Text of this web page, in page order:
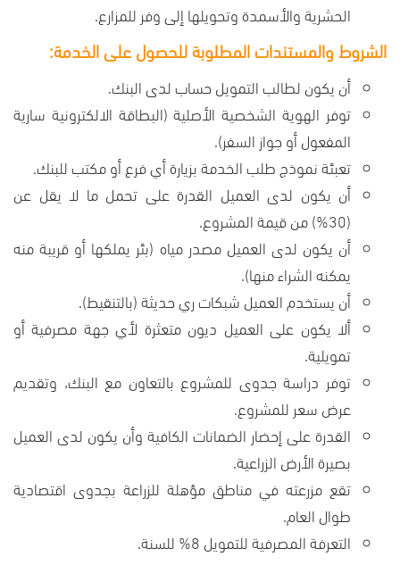
الحشرية والأسمدة وتحويلها إلى وفر للمزارع.
الشروط والمستندات المطلوبة للحصول على الخدمة:
أن يكون لطالب التمويل حساب لدى البنك.
توفر الهوية الشخصية الأصلية (البطاقة الالكترونية سارية
المفعول أو جواز السفر).
تعبئة نموذج طلب الخدمة بزيارة أي فرع أو مكتب للبنك.
أن يكون لدى العميل القدرة على تحمل ما لا يقل عن
(30%) من قيمة المشروع.
أن يكون لدى العميل مصدر مياه (بئر يملكها أو قريبة منه
يمكنه الشراء منها).
أن يستخدم العميل شبكات ري حديثة (بالتنقيط).
ألا يكون على العميل ديون متعثرة لأي جهة مصرفية أو
تمويلية.
توفر دراسة جدوى للمشروع بالتعاون مع البنك، وتقديم
عرض سعر للمشروع.
القدرة على إحضار الضمانات الكافية وأن يكون لدى العميل
بصيرة الأرض الزراعية.
تقع مزرعته في مناطق مؤهلة للزراعة بجدوى اقتصادية
طوال العام.
التعرفة المصرفية للتمويل 8% للسنة.